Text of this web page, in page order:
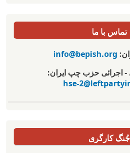
با ما
info@bepish.org
حزب چپ ایران:
hse-
کارگری